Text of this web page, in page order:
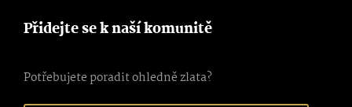
Přidejte se k naší komunitě
Potřebujete poradit ohledně zlata?